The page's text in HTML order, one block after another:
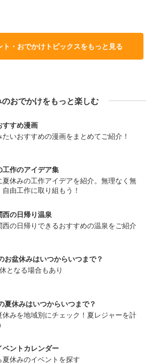
ト・おでかけトピックスをもっと見る
おでかけをもっと楽しむ
すすめ漫画
たいおすすめの漫画をまとめてご紹介！
工作のアイデア集
夏休みの工作アイデアを紹介。無理なく無
由工作に取り組もう！
西の日帰り温泉
西の日帰りできるおすすめの温泉をご紹介
お盆休みはいつからいつまで？
となる場合もあり
夏休みはいつからいつまで？
休みを地域別にチェック！夏レジャーを計
ベントカレンダー
夏休みのイベントを探す